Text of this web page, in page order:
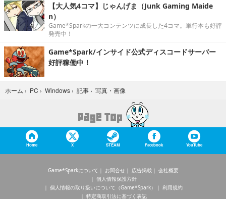
【大人気4コマ】じゃんげま（Junk Gaming Maide
n）
Game*Sparkの一大コンテンツに成長した4コマ。単行本も好評
発売中！
Game*Spark/インサイド公式ディスコードサーバー
好評稼働中！
ホーム › PC › Windows › 記事 › 写真・画像
Home X STEAM Facebook YouTube
Game*Sparkについて お問合せ 広告掲載
会社概要
個人情報保護方針
個人情報の取り扱いについて（Game*Spark）
利用規約
特定商取引法に基づく表記